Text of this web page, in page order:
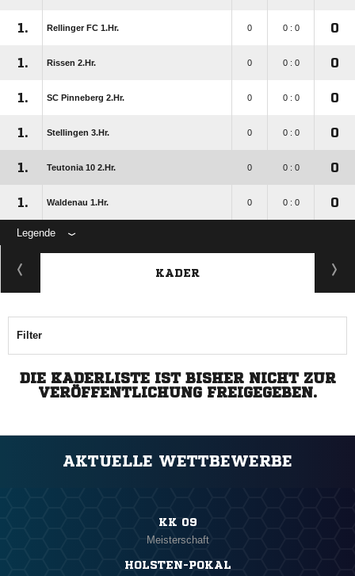
1. Rellinger FC 1.Hr. 0 0 : 0 0
1. Rissen 2.Hr. 0 0 : 0 0
1. SC Pinneberg 2.Hr. 0 0 : 0 0
1. Stellingen 3.Hr. 0 0 : 0 0
1. Teutonia 10 2.Hr. 0 0 : 0 0
1. Waldenau 1.Hr. 0 0 : 0 0
Legende
KADER
Filter
DIE KADERLISTE IST BISHER NICHT ZUR
VERÖFFENTLICHUNG FREIGEGEBEN.
AKTUELLE WETTBEWERBE
KK 09
Meisterschaft
HOLSTEN-POKAL